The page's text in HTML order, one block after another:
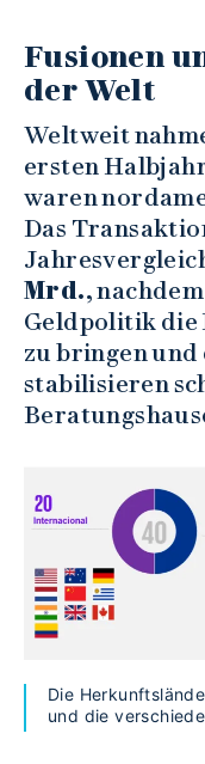
Fusionen
der Welt
Weltweit
ersten
waren
Das
Mrd.,
Geldpolitik
zu bringen
stabilisieren
Die
und die